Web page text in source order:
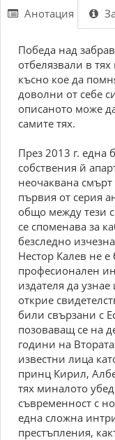
Анотация
Победа над
отбелязвали в
късно кое да
доволни от себе
описаното може
самите тях.
През 2013 г. една
собствения й
неочаквана
първия от серия
общо между тези
се споменава за
безследно
Нестор Калев не
професионален
издателя да
открие
били свързани с
позоваващ се на
години на
известни лица
принц Кирил,
тях миналото
съвременност с
една сложна
престъпления,